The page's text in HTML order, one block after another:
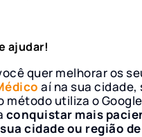
ajudar!
quer melhorar os
aí na sua cidade,
método utiliza o
conquistar mais
cidade ou região